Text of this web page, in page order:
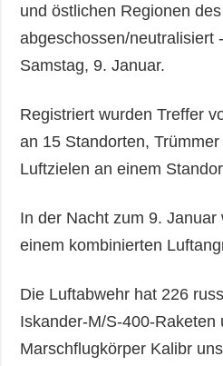
und östlichen Regionen
abgeschossen/neutralisiert
Samstag, 9. Januar.
Registriert wurden Treffer
an 15 Standorten,
Luftzielen an einem
In der Nacht zum 9.
einem kombinierten
Die Luftabwehr hat 226
Iskander-M/S-400-Raketen
Marschflugkörper Kalibr